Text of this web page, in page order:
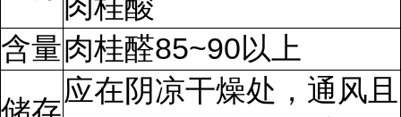
含量肉桂醛85~90以上
应在阴凉干燥处，通风且